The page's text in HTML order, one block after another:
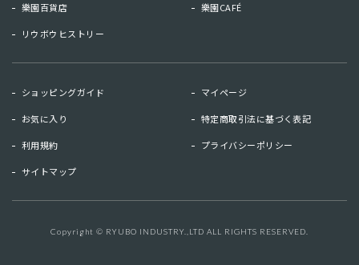
樂園CAFE
樂園百貨店 樂園CAFÉ
リウボウヒストリー
ショッピングガイド マイページ
お気に入り 特定商取引法に基づく表記
利用規約 プライバシーポリシー
サイトマップ
Copyright © RYUBO INDUSTRY.,LTD ALL RIGHTS RESERVED.